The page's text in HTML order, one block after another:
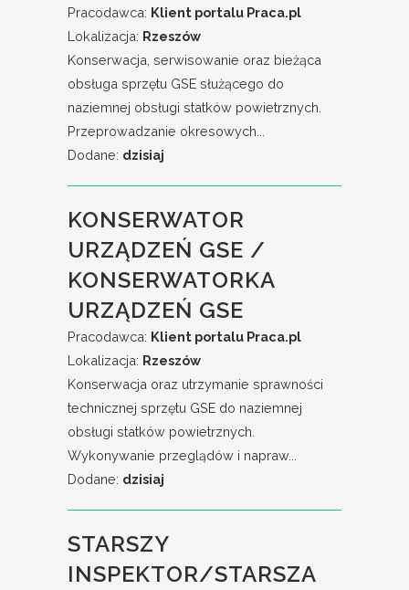
Pracodawca: Klient portalu Praca.pl
Lokalizacja: Rzeszów
Konserwacja, serwisowanie oraz bieżąca
obsługa sprzętu GSE służącego do
naziemnej obsługi statków powietrznych.
Przeprowadzanie okresowych...
Dodane: dzisiaj
KONSERWATOR
URZĄDZEŃ GSE /
KONSERWATORKA
URZĄDZEŃ GSE
Pracodawca: Klient portalu Praca.pl
Lokalizacja: Rzeszów
Konserwacja oraz utrzymanie sprawności
technicznej sprzętu GSE do naziemnej
obsługi statków powietrznych.
Wykonywanie przeglądów i napraw...
Dodane: dzisiaj
STARSZY
INSPEKTOR/STARSZA